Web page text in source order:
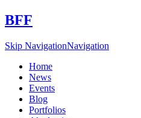
BFF
Skip NavigationNavigation
Home
News
Events
Blog
Portfolios